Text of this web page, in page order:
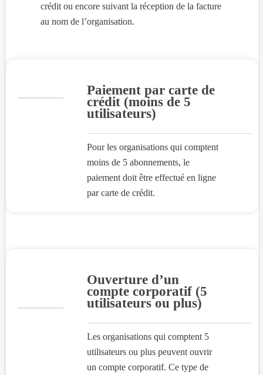
crédit ou encore suivant la réception de la facture
au nom de l’organisation.
Paiement par carte de
crédit (moins de 5
utilisateurs)
Pour les organisations qui comptent
moins de 5 abonnements, le
paiement doit être effectué en ligne
par carte de crédit.
Ouverture d’un
compte corporatif (5
utilisateurs ou plus)
Les organisations qui comptent 5
utilisateurs ou plus peuvent ouvrir
un compte corporatif. Ce type de